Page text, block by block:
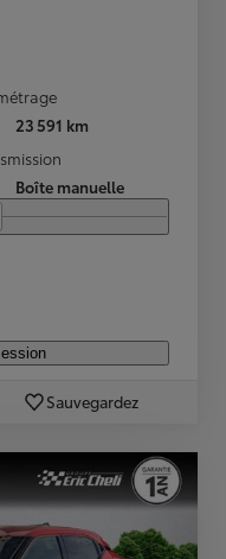
23 591 km
Boîte manuelle
Sauvegardez